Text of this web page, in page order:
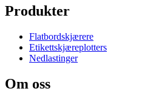
Produkter
Flatbordskjærere
Etikettskjæreplotters
Nedlastinger
Om oss